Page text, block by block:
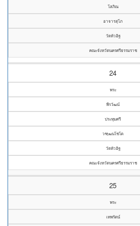
โสภิณ
อาจารสุโภ
วัดหัวอิฐ
คณะจังหวัดนครศรีธรรมราช
24
พระ
พีรวัฒน์
ประทุมศรี
วฑฺฒนโชโต
วัดหัวอิฐ
คณะจังหวัดนครศรีธรรมราช
25
พระ
เทพรัตน์